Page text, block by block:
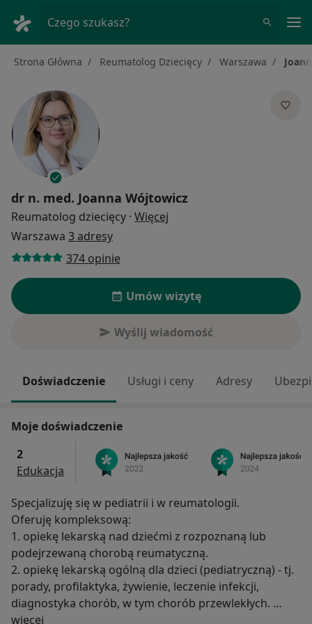
Czego szukasz?
Strona Główna Reumatolog Dziecięcy Warszawa
dr n. med. Joanna Wójtowicz
Reumatolog dziecięcy · Więcej
Warszawa 3 adresy
374 opinie
Umów wizytę
Wyślij wiadomość
Doświadczenie Usługi i ceny Adresy
Moje doświadczenie
2
Edukacja
Specjalizuję się w pediatrii i w reumatologii.
Oferuję kompleksową:
1. opiekę lekarską nad dziećmi z rozpoznaną lub
podejrzewaną chorobą reumatyczną.
2. opiekę lekarską ogólną dla dzieci (pediatryczną) - tj.
porady, profilaktyka, żywienie, leczenie infekcji,
diagnostyka chorób, w tym chorób przewlekłych.
więcej